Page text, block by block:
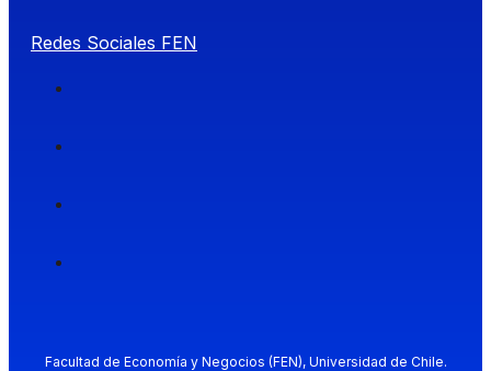
Redes Sociales FEN
Facultad de Economía y Negocios (FEN), Universidad de Chile.